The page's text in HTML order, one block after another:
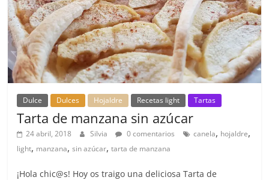
Dulce Dulces Hojaldre Recetas light Tartas
Tarta de manzana sin azúcar
24 abril, 2018 Silvia 0 comentarios canela, hojaldre,
light, manzana,sin azúcar,tarta de manzana
¡Hola chic@s! Hoy os traigo una deliciosa Tarta de